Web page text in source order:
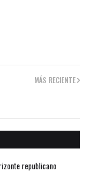
MÁS RECIENTE
republicano